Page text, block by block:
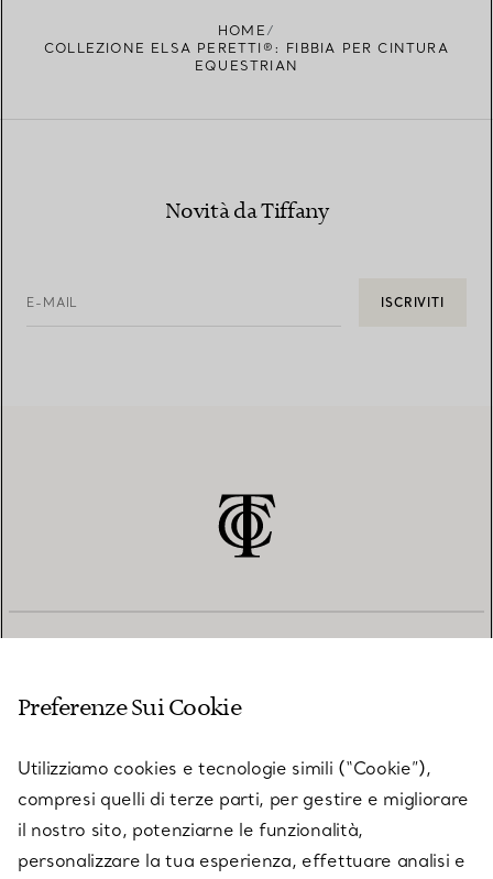
HOME
COLLEZIONE ELSA PERETTI®: FIBBIA PER CINTURA
EQUESTRIAN
Novità da Tiffany
E-MAIL ISCRIVITI
SU TIFFANY & CO.
Preferenze Sui Cookie
Utilizziamo cookies e tecnologie simili (“Cookie”),
compresi quelli di terze parti, per gestire e migliorare
il nostro sito, potenziarne le funzionalità,
personalizzare la tua esperienza, effettuare analisi e